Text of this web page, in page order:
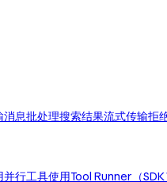
消息批处理搜索结果流式传输拒
并行工具使用Tool Runner（SDK